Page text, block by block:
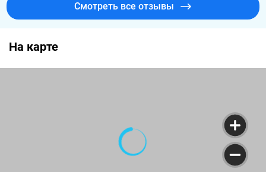
Смотреть все отзывы
На карте